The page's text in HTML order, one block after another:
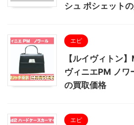
シュ ポシェット
エピ
【ルイヴィトン
ヴィニエPM ノワ
の買取価格
エピ